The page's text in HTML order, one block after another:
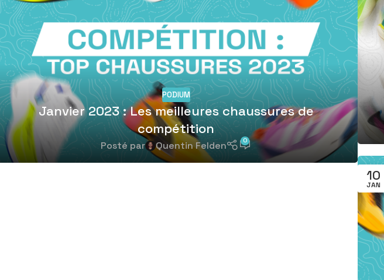
PODIUM
Janvier 2023 : Les meilleures chaussures de
compétition
Posté par Quentin Felden 0
10
JAN